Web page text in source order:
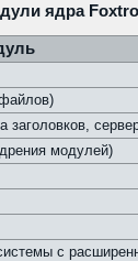
ядра
заголовков,
модулей)
с